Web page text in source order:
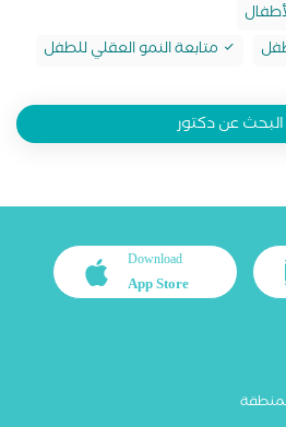
متابعة النمو العقلي للطفل
البحث عن دكتور
Download
App Store